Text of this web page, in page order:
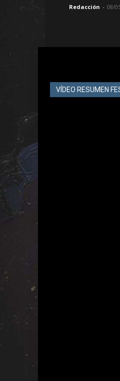
Redacción - 08/
VÍDEO RESUMEN